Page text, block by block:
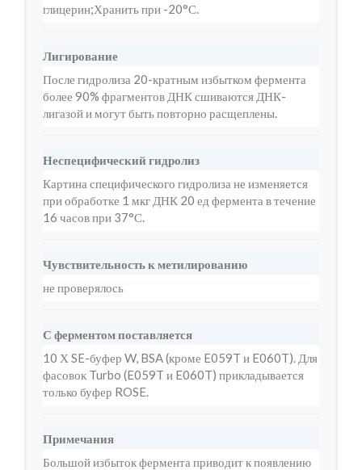
глицерин;Хранить при -20°С.
Лигирование
После гидролиза 20-кратным избытком фермента
более 90% фрагментов ДНК сшиваются ДНК-
лигазой и могут быть повторно расщеплены.
Неспецифический гидролиз
Картина специфического гидролиза не изменяется
при обработке 1 мкг ДНК 20 ед фермента в течение
16 часов при 37°С.
Чувствительность к метилированию
не проверялось
С ферментом поставляется
10 Х SE-буфер W, BSA (кроме E059T и E060T). Для
фасовок Turbo (E059T и E060T) прикладывается
только буфер ROSE.
Примечания
Большой избыток фермента приводит к появлению